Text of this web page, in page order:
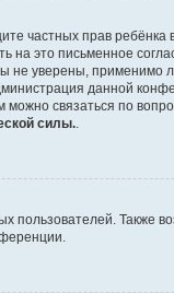
частных прав
это письменное
уверены, применимо
данной
связаться по
силы.
пользователей. Также